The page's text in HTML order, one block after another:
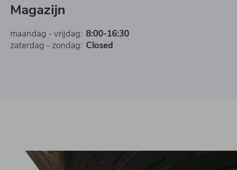
Magazijn
maandag - vrijdag: 8:00-16:30
zaterdag - zondag: Closed